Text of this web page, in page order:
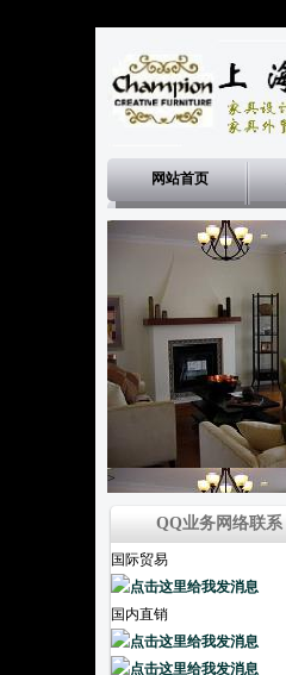
网站首页
>
QQ业务网络联系
国际贸易
国内直销